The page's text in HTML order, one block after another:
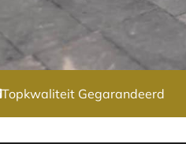
Topkwaliteit Gegarandeerd